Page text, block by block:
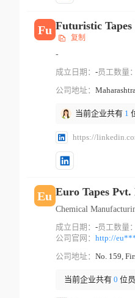
Fu Futuristic
复制
-
成立日期： -员工数量：
公司地址：
当前企业共有 1
https://
Eu Euro Tapes
Chemical
成立日期： -员工数量：
公司官网： http://
公司地址：
当前企业共有 0 位